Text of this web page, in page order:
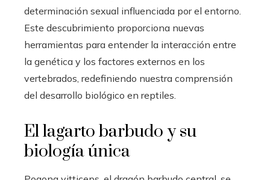
determinación sexual influenciada por el entorno.
Este descubrimiento proporciona nuevas
herramientas para entender la interacción entre
la genética y los factores externos en los
vertebrados, redefiniendo nuestra comprensión
del desarrollo biológico en reptiles.
El lagarto barbudo y su
biología única